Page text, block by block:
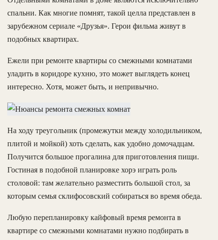
спальни. Как многие помнят, такой целла представлен в
зарубежном сериале «Друзья». Герои фильма живут в
подобных квартирах.
Ежели при ремонте квартиры со смежными комнатами
уладить в коридоре кухню, это может выглядеть конец
интересно. Хотя, может быть, и непривычно.
На ходу треугольник (промежутки между холодильником,
плитой и мойкой) хоть сделать, как удобно домочадцам.
Получится большое прогалина для приготовления пищи.
Гостиная в подобной планировке хорэ играть роль
столовой: там желательно разместить большой стол, за
которым семья склифосовский собираться во время обеда.
Любую перепланировку кайфовый время ремонта в
квартире со смежными комнатами нужно подбирать в